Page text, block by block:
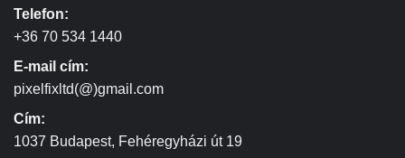
Telefon:
+36 70 534 1440
E-mail cím:
pixelfixltd(@)gmail.com
Cím:
1037 Budapest, Fehéregyházi út 19